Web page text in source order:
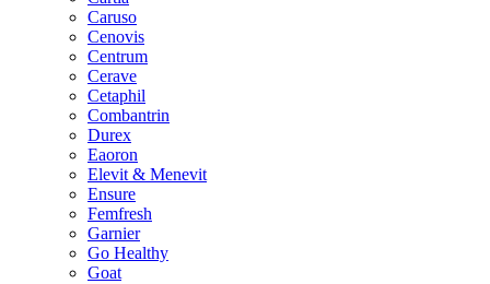
Caruso
Cenovis
Centrum
Cerave
Cetaphil
Combantrin
Durex
Eaoron
Elevit & Menevit
Ensure
Femfresh
Garnier
Go Healthy
Goat